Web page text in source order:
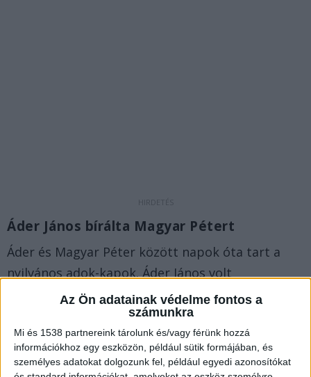
Az Ön adatainak védelme fontos a
számunkra
Mi és 1538 partnereink tárolunk és/vagy férünk hozzá
információkhoz egy eszközön, például sütik formájában, és
személyes adatokat dolgozunk fel, például egyedi azonosítókat
Áder János bírálta Magyar Pétert
Áder és Magyar Péter között napok óta tart a
nyilvános adok-kapok. Áder János volt
köztársasági elnök egy podcastban arról beszélt,
hogy Sulyok Tamás tervezett elmozdítása
alkotmányellenes, az államfő tevékenységével
kapcsolatos politikai és jogi vélemény két